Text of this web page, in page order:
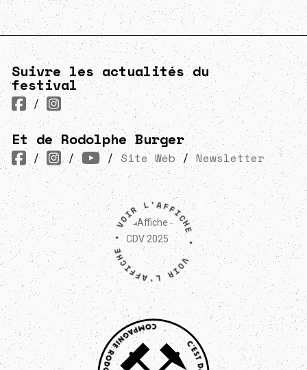
Suivre les actualités du
festival
/
Et de Rodolphe Burger
/ / / Site Web/ Newsletter
VOIR L'AFFICHE • VOIR L'AFFICHE •